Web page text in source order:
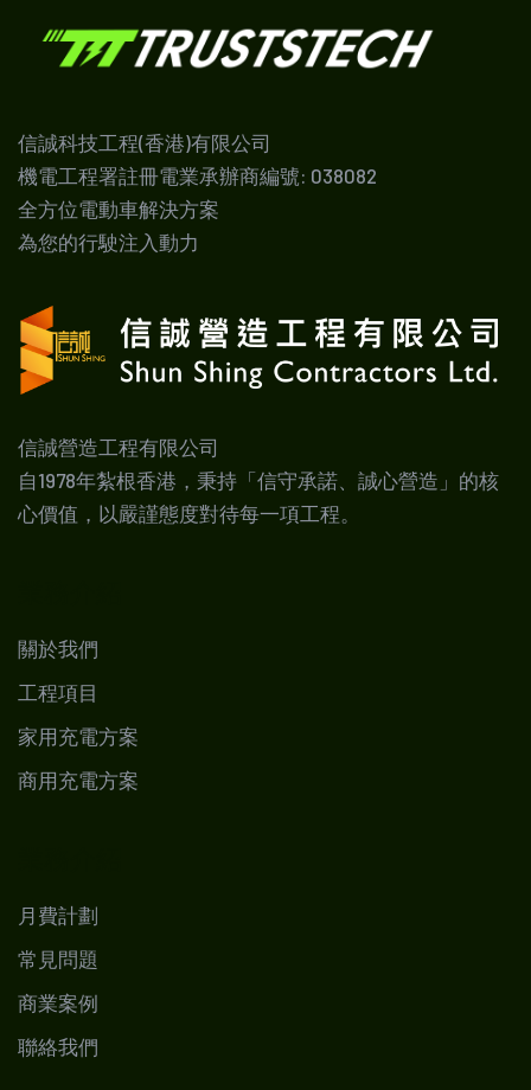
信誠科技工程(香港)有限公司
機電工程署註冊電業承辦商編號: 038082
全方位電動車解決方案
為您的行駛注入動力
信誠營造工程有限公司
自1978年紮根香港，秉持「信守承諾、誠心營造」的核
心價值，以嚴謹態度對待每一項工程。
關於我們
工程項目
家用充電方案
商用充電方案
月費計劃
常見問題
商業案例
聯絡我們